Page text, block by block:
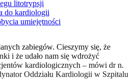
litotrypsji
do kardiologii
umiejętności
zabiegów. Cieszymy się, że
i że udało nam się wdrożyć
kardiologicznych – mówi dr n.
Oddziału Kardiologii w Szpitalu